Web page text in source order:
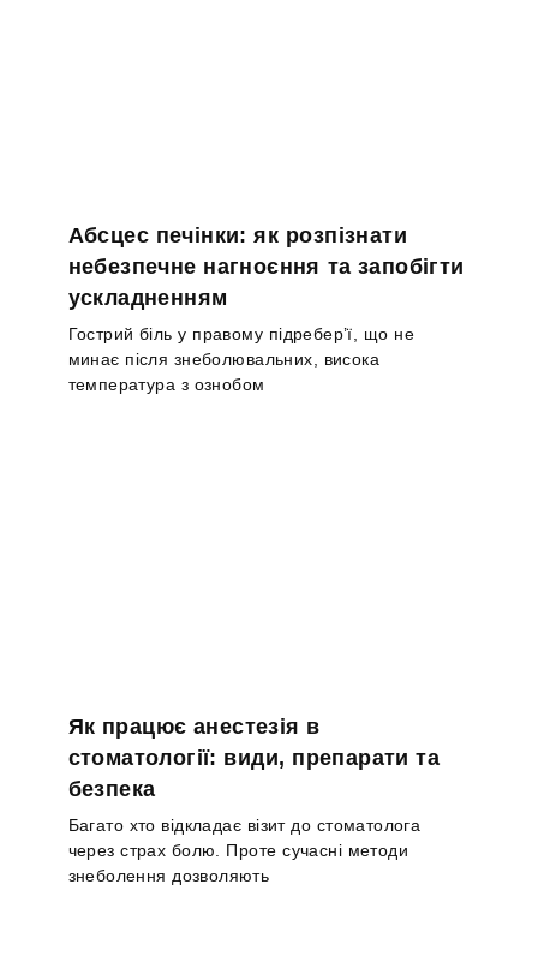
Абсцес печінки: як розпізнати
небезпечне нагноєння та запобігти
ускладненням
Гострий біль у правому підребер’ї, що не
минає після знеболювальних, висока
температура з ознобом
Як працює анестезія в
стоматології: види, препарати та
безпека
Багато хто відкладає візит до стоматолога
через страх болю. Проте сучасні методи
знеболення дозволяють